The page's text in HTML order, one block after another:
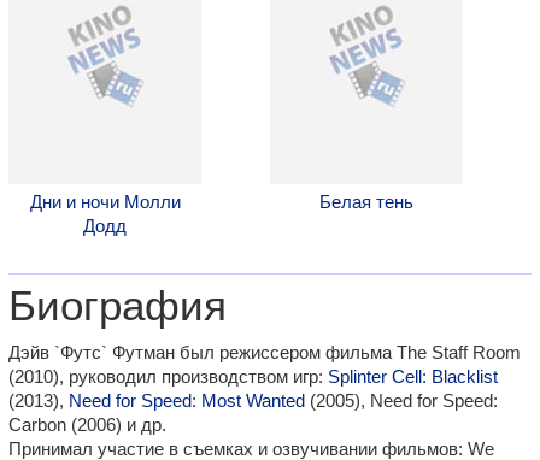
Дни и ночи Молли
Додд
Белая тень
Биография
Дэйв `Футс` Футман был режиссером фильма The Staff Room
(2010), руководил производством игр: Splinter Cell: Blacklist
(2013), Need for Speed: Most Wanted (2005), Need for Speed:
Carbon (2006) и др.
Принимал участие в съемках и озвучивании фильмов: We